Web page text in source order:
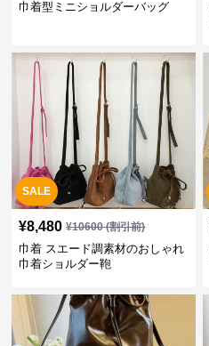
巾着型ミニショルダーバッグ
SALE
¥8,480 ¥10600(割引前)
巾着 スエード調素材のおしゃれ
巾着ショルダー鞄